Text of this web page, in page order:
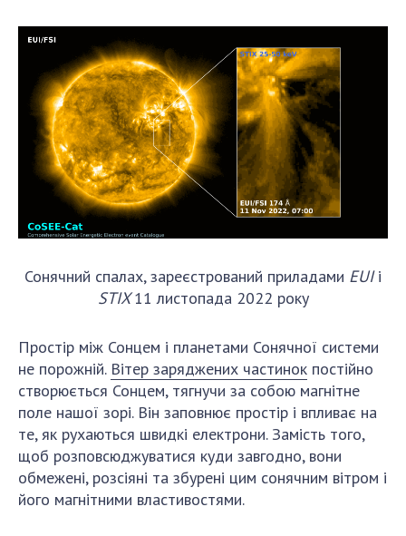
Сонячний спалах, зареєстрований приладами EUIі
STIX11 листопада 2022 року
Простір між Сонцем і планетами Сонячної системи
не порожній. Вітер заряджених частинок постійно
створюється Сонцем, тягнучи за собою магнітне
поле нашої зорі. Він заповнює простір і впливає на
те, як рухаються швидкі електрони. Замість того,
щоб розповсюджуватися куди завгодно, вони
обмежені, розсіяні та збурені цим сонячним вітром і
його магнітними властивостями.